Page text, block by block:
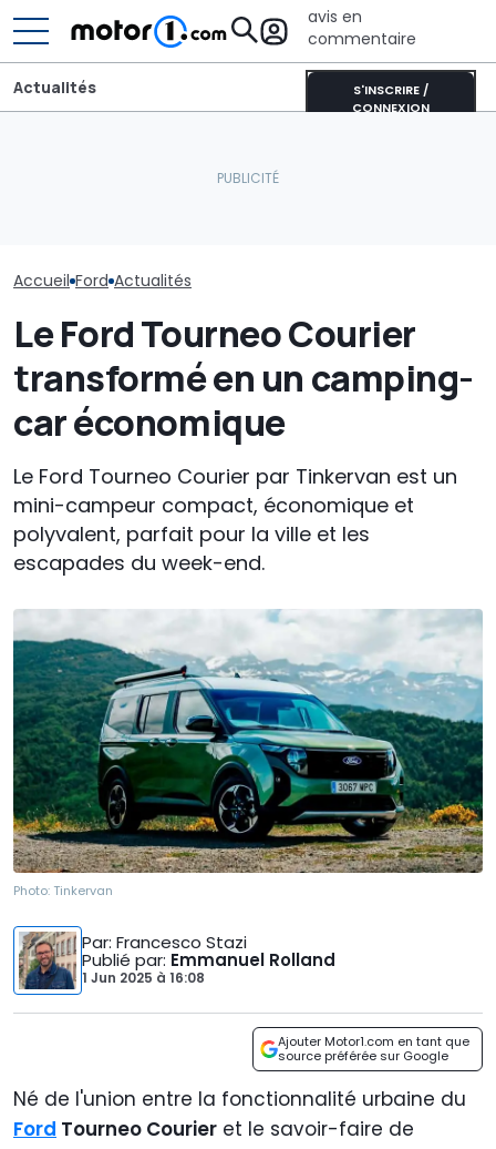
avis en
commentaire
S'INSCRIRE /
CONNEXION
Actualités
Accueil Ford Actualités
Le Ford Tourneo Courier
transformé en un camping-
car économique
Le Ford Tourneo Courier par Tinkervan est un
mini-campeur compact, économique et
polyvalent, parfait pour la ville et les
escapades du week-end.
Photo: Tinkervan
Par: Francesco Stazi
Publié par: Emmanuel Rolland
1 Jun 2025 à 16:08
Ajouter Motor1.com en tant que
source préférée sur Google
Né de l'union entre la fonctionnalité urbaine du
Ford Tourneo Courier et le savoir-faire de